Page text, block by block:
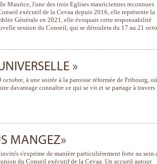
Maurice, l'une des trois Eglises mauriciennes reconnues
exécutif de la Cevaa depuis 2016, elle représente la
Générale en 2021, elle évoquait cette responsabilité
session du Conseil, qui se déroulera du 17 au 21
»
à une soirée à la paroisse réformée de Fribourg, où
davantage connaître ce qui se vit et se partage à travers
MANGEZ»
s'exprime de manière particulièrement forte au sein
du Conseil exécutif de la Cevaa. Un accueil autour